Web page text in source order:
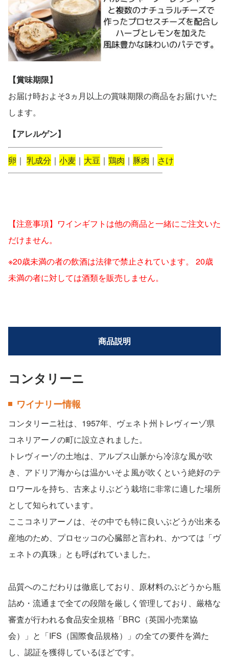
【賞味期限】
お届け時およそ3ヵ月以上の賞味期限の商品をお届けいた
します。
【アレルゲン】
卵 ｜ 乳成分 ｜ 小麦 ｜ 大豆 ｜ 鶏肉 ｜ 豚肉 ｜ さけ
【注意事項】ワインギフトは他の商品と一緒にご注文いた
だけません。
※20歳未満の者の飲酒は法律で禁止されています。 20歳
未満の者に対しては酒類を販売しません。
商品説明
コンタリーニ
ワイナリー情報
コンタリーニ社は、1957年、ヴェネト州トレヴィーゾ県
コネリアーノの町に設立されました。
トレヴィーゾの土地は、アルプス山脈から冷涼な風が吹
き、アドリア海からは温かいそよ風が吹くという絶好のテ
ロワールを持ち、古来よりぶどう栽培に非常に適した場所
として知られています。
ここコネリアーノは、その中でも特に良いぶどうが出来る
産地のため、プロセッコの心臓部と言われ、かつては「ヴ
ェネトの真珠」とも呼ばれていました。
品質へのこだわりは徹底しており、原材料のぶどうから瓶
詰め・流通まで全ての段階を厳しく管理しており、厳格な
審査が行われる食品安全規格「BRC（英国小売業協
会）」と「IFS（国際食品規格）」の全ての要件を満た
し、認証を獲得しているほどです。